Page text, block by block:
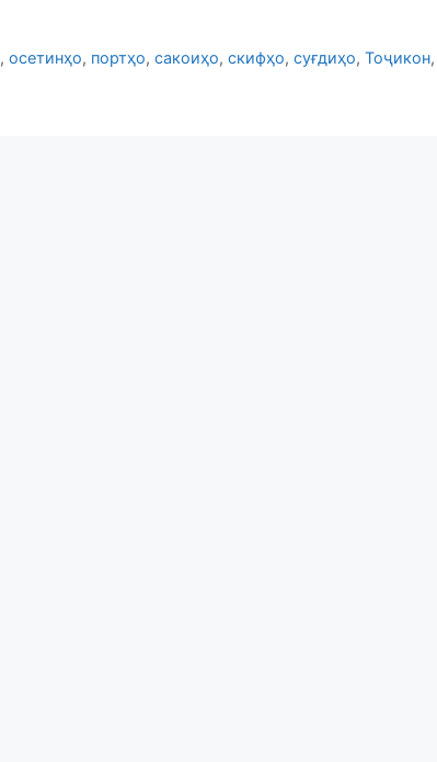
, осетинҳо, портҳо, сакоиҳо, скифҳо, суғдиҳо, Тоҷикон,